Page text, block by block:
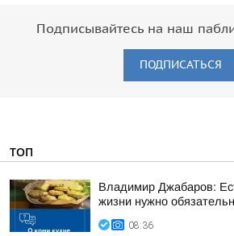
Подписывайтесь на наш
ПОДПИСАТЬСЯ
ТОП
Владимир Джабаров:
жизни нужно
08:36